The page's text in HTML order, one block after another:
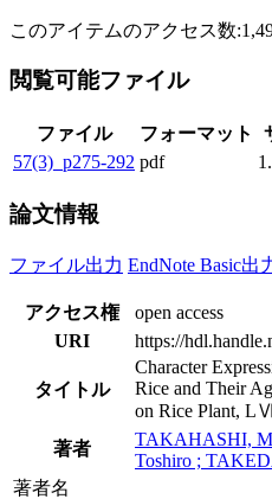
このアイテムのアクセス数:
閲覧可能ファイル
ファイル フォーマット
57(3)_p275-292 pdf
論文情報
ファイル出力 EndNote Basic出
アクセス権
open access
URI
https://
タイトル
Character
Rice and Their
on Rice Plant, LⅥ
著者
TAKAHASHI,
Toshiro ;
著者名